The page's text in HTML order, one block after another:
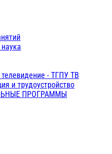
- ТГПУ ТВ
и трудоустройство
ПРОГРАММЫ